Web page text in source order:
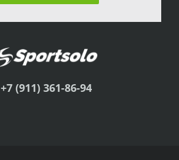
+7 (911) 361-86-94